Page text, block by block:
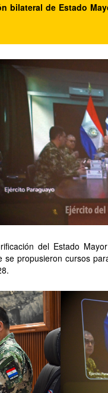
bilateral de Estado
del Estado
propusieron cursos